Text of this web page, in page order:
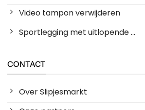
Video tampon verwijderen
Sportlegging met uitlopende ...
CONTACT
Over Slipjesmarkt